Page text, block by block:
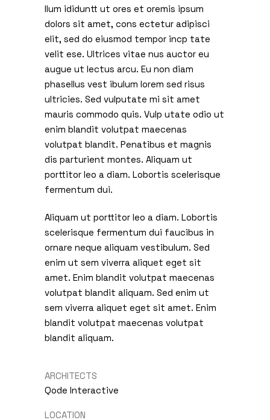
llum ididuntt ut ores et oremis ipsum
dolors sit amet, cons ectetur adipisci
elit, sed do eiusmod tempor incp tate
velit ese. Ultrices vitae nus auctor eu
augue ut lectus arcu. Eu non diam
phasellus vest ibulum lorem sed risus
ultricies. Sed vulputate mi sit amet
mauris commodo quis. Vulp utate odio ut
enim blandit volutpat maecenas
volutpat blandit. Penatibus et magnis
dis parturient montes. Aliquam ut
porttitor leo a diam. Lobortis scelerisque
fermentum dui.
Aliquam ut porttitor leo a diam. Lobortis
scelerisque fermentum dui faucibus in
ornare neque aliquam vestibulum. Sed
enim ut sem viverra aliquet eget sit
amet. Enim blandit volutpat maecenas
volutpat blandit aliquam. Sed enim ut
sem viverra aliquet eget sit amet. Enim
blandit volutpat maecenas volutpat
blandit aliquam.
ARCHITECTS
Qode Interactive
LOCATION